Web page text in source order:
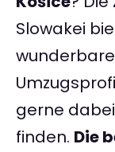
Slowakei
gerne
finden. Die